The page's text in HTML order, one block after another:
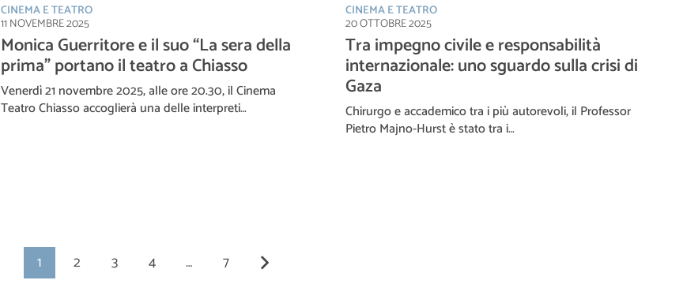
CINEMA E TEATRO
11 NOVEMBRE 2025
Monica Guerritore e il suo “La sera della
prima” portano il teatro a Chiasso
Venerdì 21 novembre 2025, alle ore 20.30, il Cinema
Teatro Chiasso accoglierà una delle interpreti…
CINEMA E TEATRO
20 OTTOBRE 2025
Tra impegno civile e responsabilità
internazionale: uno sguardo sulla crisi di
Gaza
Chirurgo e accademico tra i più autorevoli, il Professor
Pietro Majno-Hurst è stato tra i…
1 2 3 4 … 7